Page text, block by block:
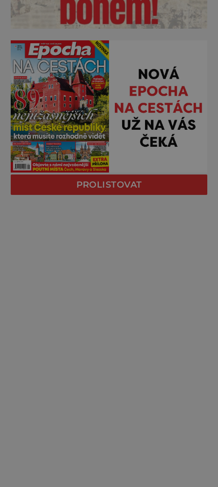
PROLISTOVAT